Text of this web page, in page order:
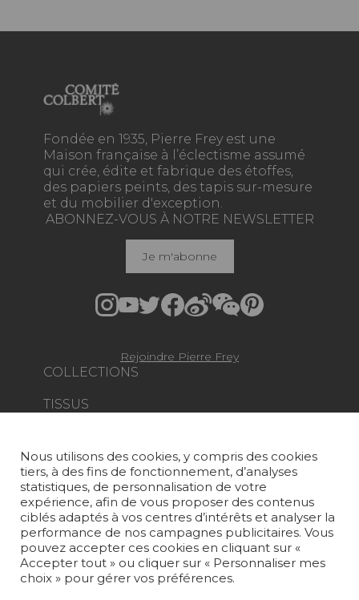
Fondée en 1935, Pierre Frey est une
Maison française à l’éclectisme assumé
qui crée, édite et fabrique des étoffes,
des papiers peints, des tapis sur-mesure
et du mobilier d'exception.
COLLECTIONS
TISSUS
TAPIS ET MOQUETTES
MOBILIER
PROJETS
SUR-MESURE
MAGAZINE
ABONNEZ-VOUS À NOTRE NEWSLETTER
Je m'abonne
Rejoindre Pierre Frey
Nous utilisons des cookies, y compris des cookies
tiers, à des fins de fonctionnement, d’analyses
statistiques, de personnalisation de votre
expérience, afin de vous proposer des contenus
ciblés adaptés à vos centres d’intérêts et analyser la
performance de nos campagnes publicitaires. Vous
pouvez accepter ces cookies en cliquant sur «
Accepter tout » ou cliquer sur « Personnaliser mes
choix » pour gérer vos préférences.